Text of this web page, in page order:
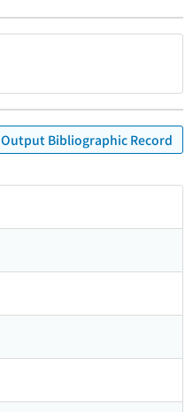
Output Bibliographic Record